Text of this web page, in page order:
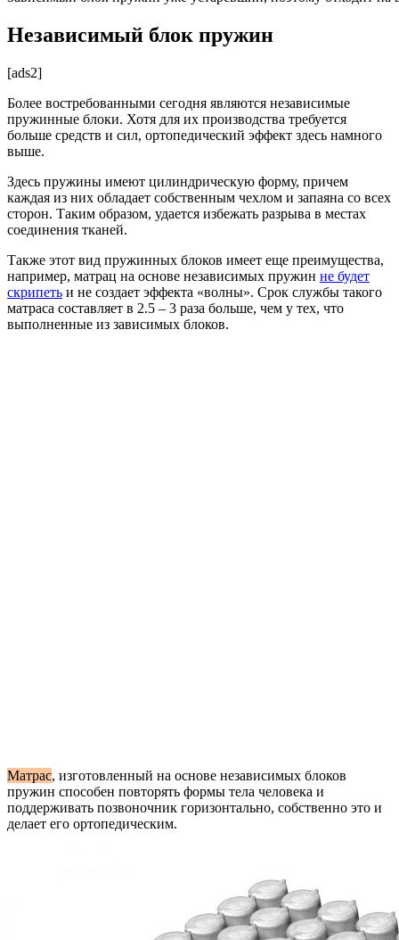
Независимый блок пружин
[ads2]
Более востребованными сегодня являются независимые
пружинные блоки. Хотя для их производства требуется
больше средств и сил, ортопедический эффект здесь намного
выше.
Здесь пружины имеют цилиндрическую форму, причем
каждая из них обладает собственным чехлом и запаяна со всех
сторон. Таким образом, удается избежать разрыва в местах
соединения тканей.
Также этот вид пружинных блоков имеет еще преимущества,
например, матрац на основе независимых пружин не будет
скрипеть и не создает эффекта «волны». Срок службы такого
матраса составляет в 2.5 – 3 раза больше, чем у тех, что
выполненные из зависимых блоков.
Матрас, изготовленный на основе независимых блоков
пружин способен повторять формы тела человека и
поддерживать позвоночник горизонтально, собственно это и
делает его ортопедическим.